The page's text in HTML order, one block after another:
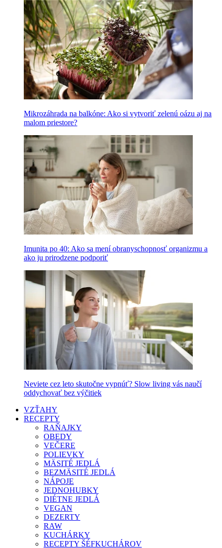
Mikrozáhrada na balkóne: Ako si vytvoriť zelenú oázu aj na
malom priestore?
Imunita po 40: Ako sa mení obranyschopnosť organizmu a
ako ju prirodzene podporiť
Neviete cez leto skutočne vypnúť? Slow living vás naučí
oddychovať bez výčitiek
VZŤAHY
RECEPTY
RAŇAJKY
OBEDY
VEČERE
POLIEVKY
MÄSITÉ JEDLÁ
BEZMÄSITÉ JEDLÁ
NÁPOJE
JEDNOHUBKY
DIÉTNE JEDLÁ
VEGAN
DEZERTY
RAW
KUCHÁRKY
RECEPTY ŠÉFKUCHÁROV